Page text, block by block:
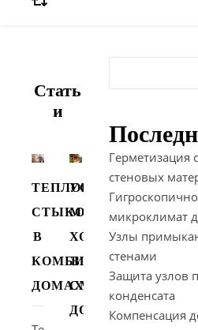
Стать
И
ТЕПЛОВАЯ
СТЫКОВКА
В
КОМБИНИРОВАННЫХ
ДОМАХ
УСТРАНЕНИЕ
МОСТИКОВ
ХОЛОДА
В
СМЕШАННЫХ
ДОМАХ
Герметизация
стеновых
микроклимат
Узлы
стенами
Защита узлов
конденсата
Компенсация